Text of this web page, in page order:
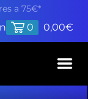
a 75€*
0 0,00€